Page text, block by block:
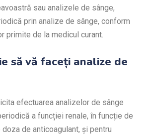
sau analizele de sânge,
prin analize de sânge, conform
primite de la medicul curant.
să vă faceți analize de
efectuarea analizelor de sânge
a funcției renale, în funcție de
de anticoagulant, și pentru